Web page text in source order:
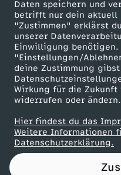
Daten speichern und
betrifft nur dein aktuell
"Zustimmen" erklärst
unserer
Einwilligung
"Einstellungen/
deine Zustimmung
Wirkung für die
widerrufen oder ändern.
Hier findest du das
Weitere Informationen
Datenschutzerklärung.
e
r
B
e
z
i
Werbefernsehen
Mainzelmännchen
Partner